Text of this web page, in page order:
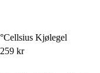
°Cellsius Kjølegel
259 kr